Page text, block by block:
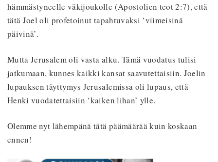
hämmästyneelle väkijoukolle (Apostolien teot 2:7), että
tätä Joel oli profetoinut tapahtuvaksi ‘viimeisinä
päivinä’.
Mutta Jerusalem oli vasta alku. Tämä vuodatus tulisi
jatkumaan, kunnes kaikki kansat saavutettaisiin. Joelin
lupauksen täyttymys Jerusalemissa oli lupaus, että
Henki vuodatettaisiin ‘kaiken lihan’ ylle.
Olemme nyt lähempänä tätä päämäärää kuin koskaan
ennen!